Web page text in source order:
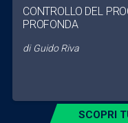
CONTROLLO DEL
PROFONDA
di Guido Riva
SCOPRI